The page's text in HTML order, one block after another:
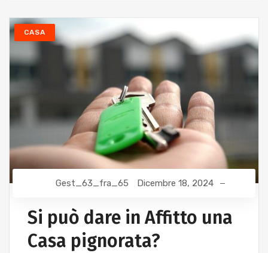
CASA
Gest_63_fra_65 Dicembre 18, 2024
Si può dare in Affitto una
Casa pignorata?